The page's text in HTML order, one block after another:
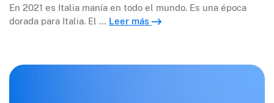
En 2021 es Italia manía en todo el mundo. Es una época
dorada para Italia. El … Leer más